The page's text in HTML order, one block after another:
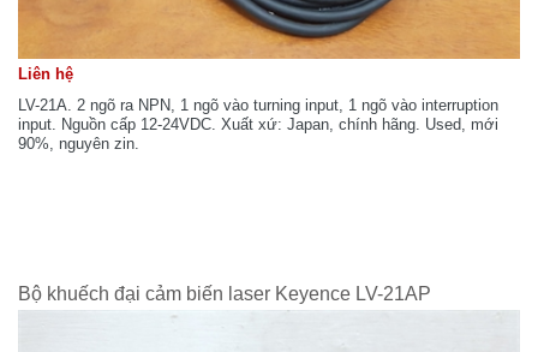
Liên hệ
LV-21A. 2 ngõ ra NPN, 1 ngõ vào turning input, 1 ngõ vào interruption
input. Nguồn cấp 12-24VDC. Xuất xứ: Japan, chính hãng. Used, mới
90%, nguyên zin.
Bộ khuếch đại cảm biến laser Keyence LV-21AP